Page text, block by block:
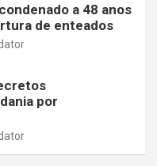
a 48 anos
de enteados
por